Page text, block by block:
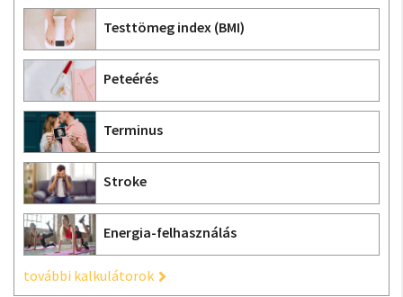
Testtömeg index (BMI)
Peteérés
Terminus
Stroke
Energia-felhasználás
további kalkulátorok